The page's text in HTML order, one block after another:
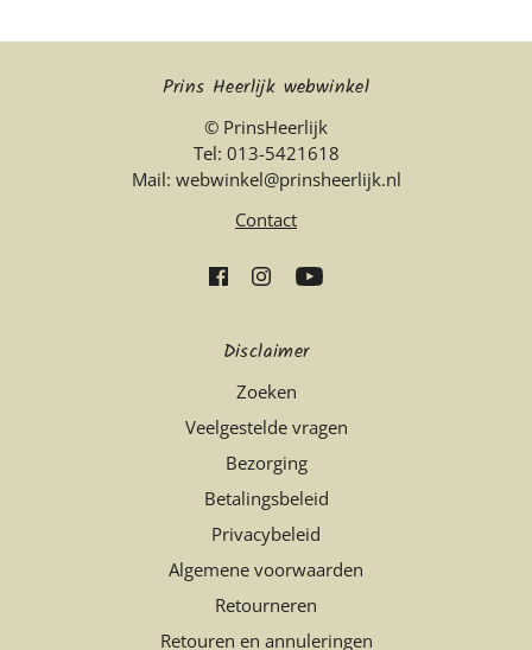
Prins Heerlijk webwinkel
© PrinsHeerlijk
Tel: 013-5421618
Mail: webwinkel@prinsheerlijk.nl
Contact
Disclaimer
Zoeken
Veelgestelde vragen
Bezorging
Betalingsbeleid
Privacybeleid
Algemene voorwaarden
Retourneren
Retouren en annuleringen